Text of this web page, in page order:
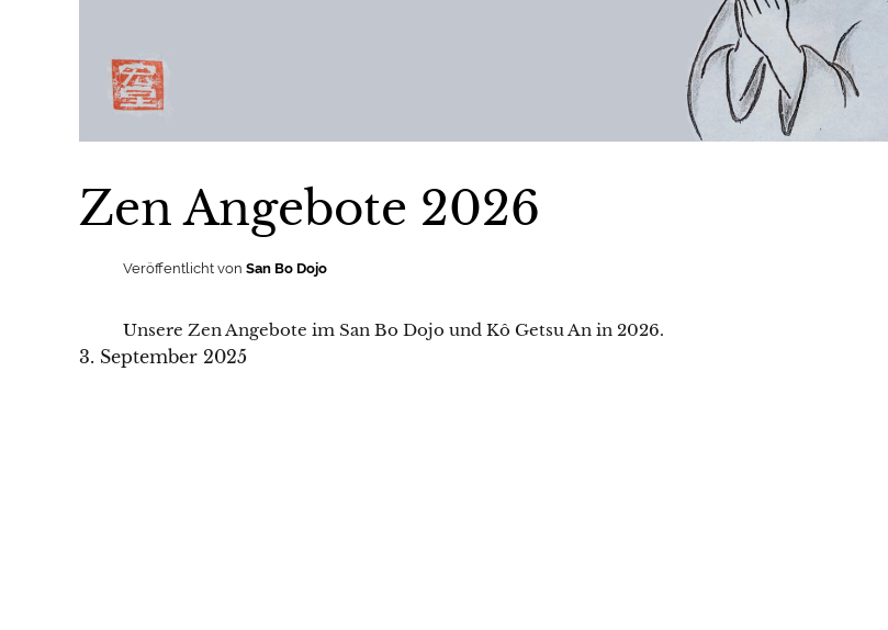
Zen Angebote 2026
Veröffentlicht von San Bo Dojo
Unsere Zen Angebote im San Bo Dojo und Kô Getsu An in 2026.
3. September 2025